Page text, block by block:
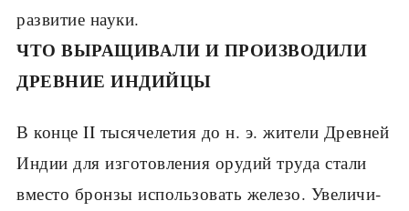
развитие науки.
ЧТО ВЫРАЩИВАЛИ И ПРОИЗВОДИЛИ
ДРЕВНИЕ ИНДИЙЦЫ
В конце II тысячелетия до н. э. жители Древ­ней
Индии для изготовления орудий труда стали
вместо бронзы использовать железо. Увеличи­